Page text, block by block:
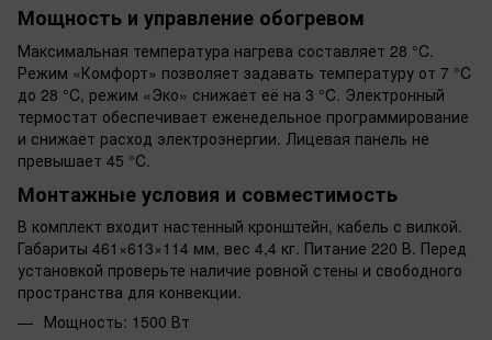
Мощность и управление обогревом
Максимальная температура нагрева составляет 28 °C.
Режим «Комфорт» позволяет задавать температуру от 7 °C
до 28 °C, режим «Эко» снижает её на 3 °C. Электронный
термостат обеспечивает еженедельное программирование
и снижает расход электроэнергии. Лицевая панель не
превышает 45 °C.
Монтажные условия и совместимость
В комплект входит настенный кронштейн, кабель с вилкой.
Габариты 461×613×114 мм, вес 4,4 кг. Питание 220 В. Перед
установкой проверьте наличие ровной стены и свободного
пространства для конвекции.
Мощность: 1500 Вт